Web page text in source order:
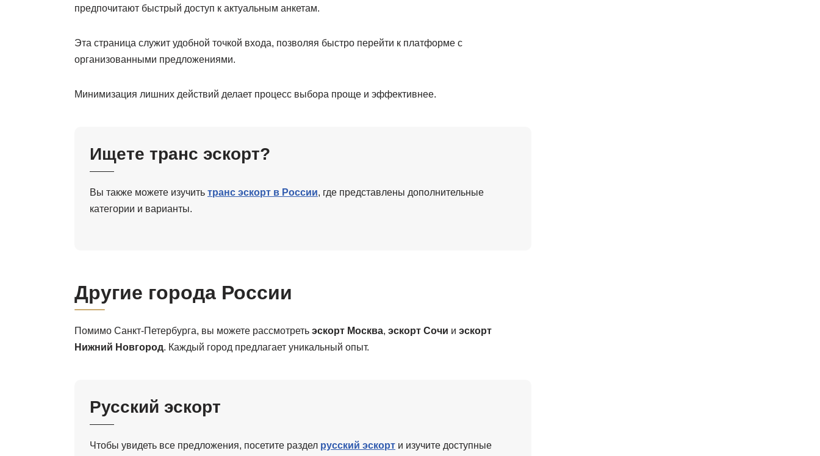
предпочитают быстрый доступ к актуальным анкетам.
Эта страница служит удобной точкой входа, позволяя быстро перейти к платформе с
организованными предложениями.
Минимизация лишних действий делает процесс выбора проще и эффективнее.
Ищете транс эскорт?
Вы также можете изучить транс эскорт в России, где представлены дополнительные
категории и варианты.
Другие города России
Помимо Санкт-Петербурга, вы можете рассмотреть эскорт Москва, эскорт Сочи и эскорт
Нижний Новгород. Каждый город предлагает уникальный опыт.
Русский эскорт
Чтобы увидеть все предложения, посетите раздел русский эскорт и изучите доступные